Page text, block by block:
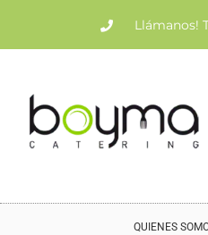
al
Llámanos!
QUIENES